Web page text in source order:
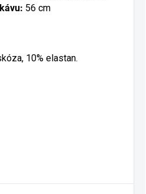
56 cm
10% elastan.